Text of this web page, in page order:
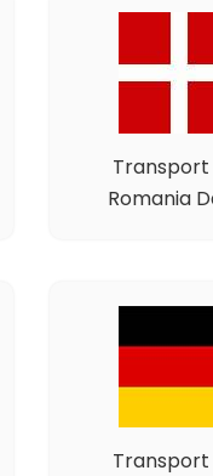
Romania